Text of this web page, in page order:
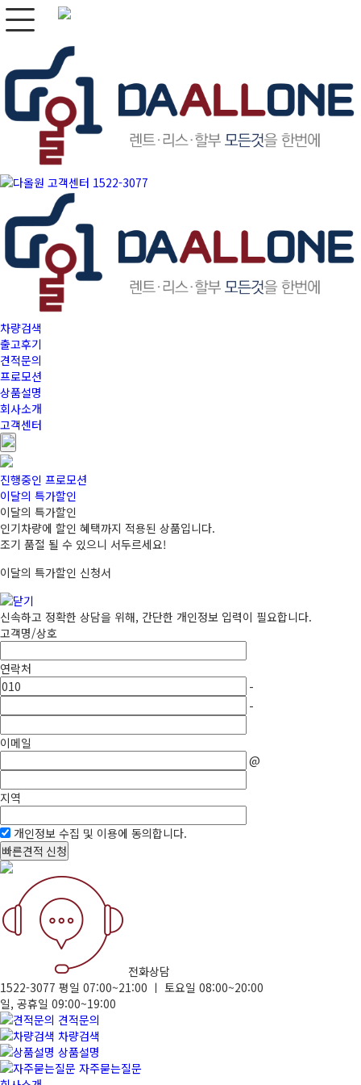
차량검색
출고후기
견적문의
프로모션
상품설명
회사소개
고객센터
진행중인 프로모션
이달의 특가할인
이달의 특가할인
인기차량에 할인 혜택까지 적용된 상품입니다.
조기 품절 될 수 있으니 서두르세요!
이달의 특가할인 신청서
신속하고 정확한 상담을 위해, 간단한 개인정보 입력이 필요합니다.
고객명/상호
연락처
-
-
이메일
@
지역
개인정보 수집 및 이용에 동의합니다.
빠른견적 신청
전화상담
1522-3077 평일 07:00~21:00 ㅣ 토요일 08:00~20:00
일, 공휴일 09:00~19:00
견적문의
차량검색
상품설명
자주묻는질문